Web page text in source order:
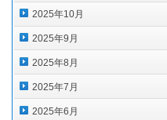
2025年10月
2025年9月
2025年8月
2025年7月
2025年6月